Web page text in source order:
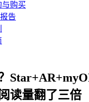
与购买
告
读量翻了三倍